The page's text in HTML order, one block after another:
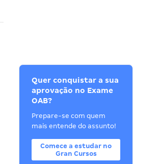
Quer conquistar a sua
aprovação no Exame
OAB?
Prepare-se com quem
mais entende do assunto!
Comece a estudar no
Gran Cursos